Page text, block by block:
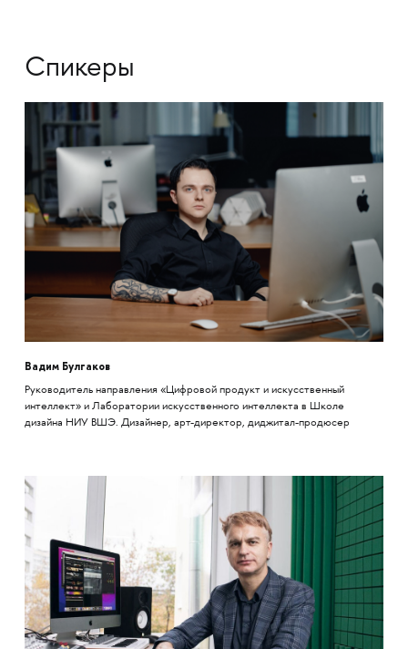
Спикеры
Вадим Булгаков
Руководитель направления «Цифровой продукт и искусственный
интеллект» и Лаборатории искусственного интеллекта в Школе
дизайна НИУ ВШЭ. Дизайнер, арт-директор, диджитал-продюсер